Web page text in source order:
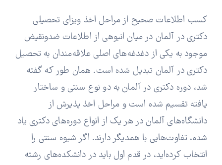
کسب اطلاعات صحیح از مراحل اخذ ویزای تحصیلی
دکتری در آلمان در میان انبوهی از اطلاعات ضدونقیض
موجود به یکی از دغدغه‌های اصلی علاقه‌مندان به تحصیل
دکتری در آلمان تبدیل شده است. همان طور که گفته
شد، دوره دکتری در آلمان به دو نوع سنتی و ساختار
یافته تقسیم شده است و مراحل اخذ پذیرش از
دانشگاه‌های آلمان در هر یک از انواع دوره‌های دکتری یاد
شده، تفاوت‌هایی با همدیگر دارند. اگر شیوه سنتی را
انتخاب کرده‌اید، در قدم اول باید در دانشکده‌های رشته